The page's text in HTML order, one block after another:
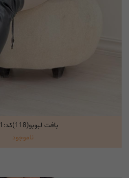
انتخاب گزینه ها
بافت لبوبو(118)کد:5941
ناموجود